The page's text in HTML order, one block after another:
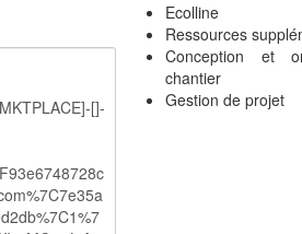
Ecolline
Ressources
Conception et
chantier
Gestion de projet